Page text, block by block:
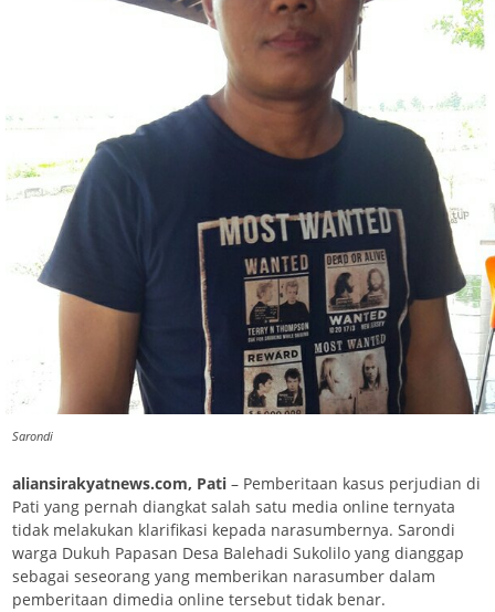
Sarondi
aliansirakyatnews.com, Pati – Pemberitaan kasus perjudian di
Pati yang pernah diangkat salah satu media online ternyata
tidak melakukan klarifikasi kepada narasumbernya. Sarondi
warga Dukuh Papasan Desa Balehadi Sukolilo yang dianggap
sebagai seseorang yang memberikan narasumber dalam
pemberitaan dimedia online tersebut tidak benar.